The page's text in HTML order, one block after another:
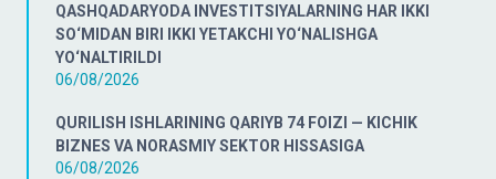
QASHQADARYODA INVESTITSIYALARNING HAR IKKI
SO‘MIDAN BIRI IKKI YETAKCHI YO‘NALISHGA
YO‘NALTIRILDI
06/08/2026
QURILISH ISHLARINING QARIYB 74 FOIZI — KICHIK
BIZNES VA NORASMIY SEKTOR HISSASIGA
06/08/2026